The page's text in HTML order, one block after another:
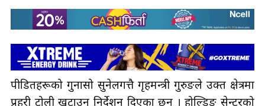
पीडितहरूको गुनासो सुनेलगत्तै गृहमन्त्री गुरुङले उक्त क्षेत्रमा